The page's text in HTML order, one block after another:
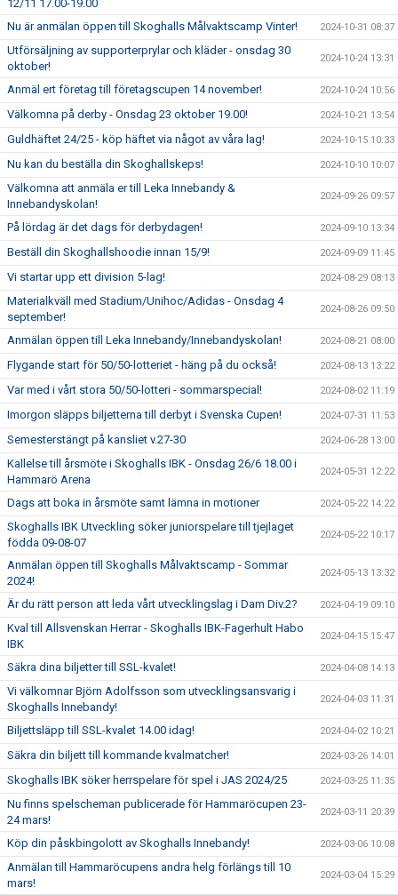
12/11 17.00-19.00
Nu är anmälan öppen till Skoghalls Målvaktscamp Vinter! 2024-10-31 08:37
Utförsäljning av supporterprylar och kläder - onsdag 30
oktober!
2024-10-24 13:31
Anmäl ert företag till företagscupen 14 november! 2024-10-24 10:56
Välkomna på derby - Onsdag 23 oktober 19.00! 2024-10-21 13:54
Guldhäftet 24/25 - köp häftet via något av våra lag! 2024-10-15 10:33
Nu kan du beställa din Skoghallskeps! 2024-10-10 10:07
Välkomna att anmäla er till Leka Innebandy &
Innebandyskolan!
2024-09-26 09:57
På lördag är det dags för derbydagen! 2024-09-10 13:34
Beställ din Skoghallshoodie innan 15/9! 2024-09-09 11:45
Vi startar upp ett division 5-lag! 2024-08-29 08:13
Materialkväll med Stadium/Unihoc/Adidas - Onsdag 4
september!
2024-08-26 09:50
Anmälan öppen till Leka Innebandy/Innebandyskolan! 2024-08-21 08:00
Flygande start för 50/50-lotteriet - häng på du också! 2024-08-13 13:22
Var med i vårt stora 50/50-lotteri - sommarspecial! 2024-08-02 11:19
Imorgon släpps biljetterna till derbyt i Svenska Cupen! 2024-07-31 11:53
Semesterstängt på kansliet v.27-30 2024-06-28 13:00
Kallelse till årsmöte i Skoghalls IBK - Onsdag 26/6 18.00 i
Hammarö Arena
2024-05-31 12:22
Dags att boka in årsmöte samt lämna in motioner 2024-05-22 14:22
Skoghalls IBK Utveckling söker juniorspelare till tjejlaget
födda 09-08-07
2024-05-22 10:17
Anmälan öppen till Skoghalls Målvaktscamp - Sommar
2024!
2024-05-13 13:32
Är du rätt person att leda vårt utvecklingslag i Dam Div.2? 2024-04-19 09:10
Kval till Allsvenskan Herrar - Skoghalls IBK-Fagerhult Habo
IBK
2024-04-15 15:47
Säkra dina biljetter till SSL-kvalet! 2024-04-08 14:13
Vi välkomnar Björn Adolfsson som utvecklingsansvarig i
Skoghalls Innebandy!
2024-04-03 11:31
Biljettsläpp till SSL-kvalet 14.00 idag! 2024-04-02 10:21
Säkra din biljett till kommande kvalmatcher! 2024-03-26 14:01
Skoghalls IBK söker herrspelare för spel i JAS 2024/25 2024-03-25 11:35
Nu finns spelscheman publicerade för Hammaröcupen 23-
24 mars!
2024-03-11 20:39
Köp din påskbingolott av Skoghalls Innebandy! 2024-03-06 10:08
Anmälan till Hammaröcupens andra helg förlängs till 10
mars!
2024-03-04 15:29